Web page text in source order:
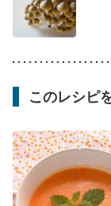
このレシピ